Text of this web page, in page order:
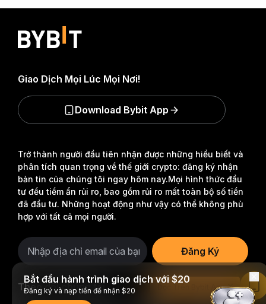
Trở thành người đầu tiên nhận được những hiểu biết và
phân tích quan trọng về thế giới crypto: đăng ký nhận
bản tin của chúng tôi ngay hôm nay.Mọi hình thức đầu
tư đều tiềm ẩn rủi ro, bao gồm rủi ro mất toàn bộ số tiền
đã đầu tư. Những hoạt động như vậy có thể không phù
hợp với tất cả mọi người.
Đăng Ký
Theo dõi chúng tôi
Giao Dịch Mọi Lúc Mọi Nơi!
Download Bybit App
Bắt đầu hành trình giao dịch với $20
Đăng ký và nạp tiền để nhận $20 Đọc Trên Bybit App